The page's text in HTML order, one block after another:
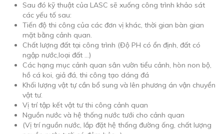
Sau đó kỹ thuật của LASC sẽ xuống công trình khảo sát
các yếu tố sau:
Tiến độ thi công của các đơn vị khác, thời gian bàn gian
mặt bằng cảnh quan.
​Chất lượng đất tại công trình (Độ PH có ổn định, đất có
ngập nước,loại đất …)
Các hạng mục cảnh quan sân vườn tiểu cảnh, hòn non bộ,
hồ cá koi, giả đá, thi công tạo dáng đá
Khối lượng vật tự cần bổ sung và lên phương án vận chuyển
vật tư.
Vị trí tập kết vật tư thi công cảnh quan
​Nguồn nước và hệ thống nước tưới cho cảnh quan
(Vị trí nguồn nước, lắp đặt hệ thống đường ống, chất lượng